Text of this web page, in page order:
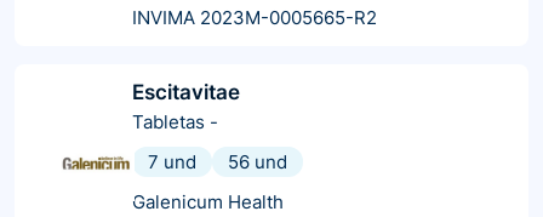
INVIMA 2023M-0005665-R2
Escitavitae
Tabletas -
7 und
56 und
Galenicum Health